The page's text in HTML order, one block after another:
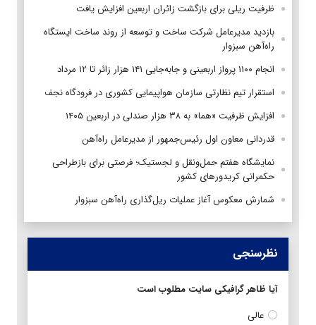
ظرفیت ریلی برای بازگشت زائران اربعین افزایش یافت
بازدید مدیرعامل شرکت ساخت و توسعه از روند ساخت ایستگاه
راه‌آهن سبزوار
انجام ۱۱۰۰ پرواز اربعینی و جابه‌جایی ۱۴۱ هزار زائر تا ۱۲ مرداد
استقرار تیم‌ نظارتی سازمان هواپیمایی کشوری در فرودگاه نجف
افزایش ظرفیت «هما» به ۳۸ هزار صندلی در اربعین ۱۴۰۵
قدردانی معاون اول رئیس‌جمهور از مدیرعامل راه‌آهن
نمایشگاه هفتم حمل‌ونقل و لجستیک؛ فرصتی برای بازطراحی
حکمرانی کریدورهای کشور
شمارش معکوس آغاز عملیات ریل‌گذاری راه‌آهن سبزوار
نظرسنجی
آیا ظاهر گرافیکی سایت مطلوب است
عالی